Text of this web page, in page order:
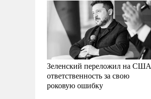
Зеленский переложил на США
ответственность за свою
роковую ошибку